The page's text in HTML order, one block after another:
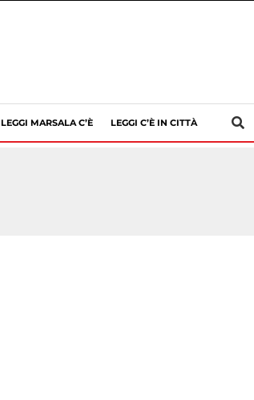
LEGGI MARSALA C’È LEGGI C’È IN CITTÀ